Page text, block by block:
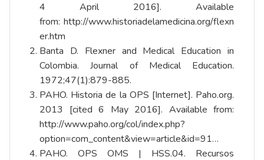
4 April 2016]. Available
from: http://www.historiadelamedicina.org/flexn
er.htm
Banta D. Flexner and Medical Education in
Colombia. Journal of Medical Education.
1972;47(1):879-885.
PAHO. Historia de la OPS [Internet]. Paho.org.
2013 [cited 6 May 2016]. Available from:
http://www.paho.org/col/index.php?
option=com_content&view=article&id=91…
PAHO. OPS OMS | HSS.04. Recursos